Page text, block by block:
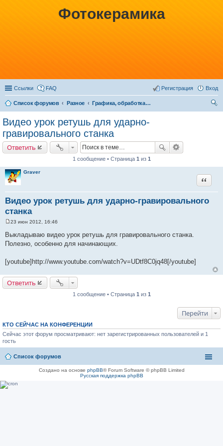
Фотокерамика
Ссылки FAQ Вход
Регистрация
Список форумов Разное
Графика, обработка фотографий, редакторы
Видео урок ретушь для ударно-
гравировального станка
Ответить
1 сообщение • Страница 1 из 1
Graver
Видео урок ретушь для ударно-гравировального
станка
Цитата
о
б
н
е
23 июн 2012, 16:46
Выкладываю видео урок ретушь для гравировального станка.
Полезно, особенно для начинающих.
[youtube]http://www.youtube.com/watch?v=UDtf8C0jq48[/youtube]
Ответить
1 сообщение • Страница 1 из 1
Перейти
КТО СЕЙЧАС НА КОНФЕРЕНЦИИ
Сейчас этот форум просматривают: нет зарегистрированных пользователей и 1
гость
Список форумов
Создано на основе phpBB® Forum Software © phpBB Limited
Русская поддержка phpBB